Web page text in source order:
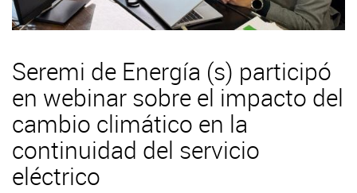
Seremi de Energía (s) participó
en webinar sobre el impacto del
cambio climático en la
continuidad del servicio
eléctrico